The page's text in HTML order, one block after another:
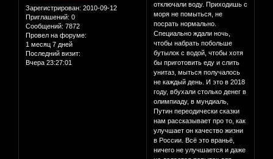
Зарегистрирован: 2010-09-12
Приглашений: 0
Сообщений: 7872
Провел на форуме:
1 месяц 7 дней
Последний визит:
Вчера 23:27:01
отключали воду. Приходишь с
моря не помыться, не
посрать нормально.
Специально ждали ночь,
чтобы набрать побольше
бутылок с водой, чтобы хотя
бы приготовить еду и слить
унитаз, мыться получалось
не каждый день. И это в 2018
году, вбухали столько денег в
олимпиаду, в мундиаль,
Путин переодически сказки
нам рассказывает про то, как
улучшает он качество жизни
в России. Всё это враньё,
ничего не улучшается и даже